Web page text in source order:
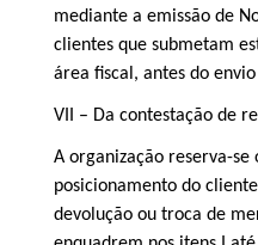
mediante a emissão de
clientes que submetam
área fiscal, antes do
VII – Da contestação de
A organização reserva-
posicionamento do
devolução ou troca de